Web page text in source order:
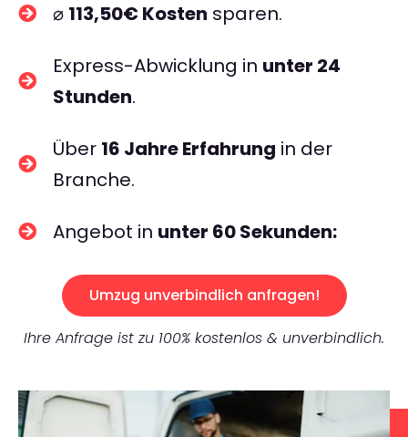
⌀ 113,50€ Kosten sparen.
Express-Abwicklung in unter 24
Stunden.
Über 16 Jahre Erfahrung in der
Branche.
Angebot in unter 60 Sekunden:
Umzug unverbindlich anfragen!
Ihre Anfrage ist zu 100% kostenlos & unverbindlich.